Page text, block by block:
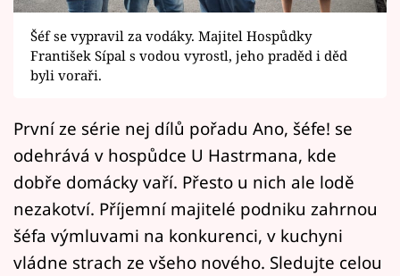
Filmový festival Karlovy Vary
Pořady
Přihlášení
Sledujte nás
Šéf se vypravil za vodáky. Majitel Hospůdky
František Sípal s vodou vyrostl, jeho praděd i děd
byli voraři.
První ze série nej dílů pořadu Ano, šéfe! se
odehrává v hospůdce U Hastrmana, kde
dobře domácky vaří. Přesto u nich ale lodě
nezakotví. Příjemní majitelé podniku zahrnou
šéfa výmluvami na konkurenci, v kuchyni
vládne strach ze všeho nového. Sledujte celou